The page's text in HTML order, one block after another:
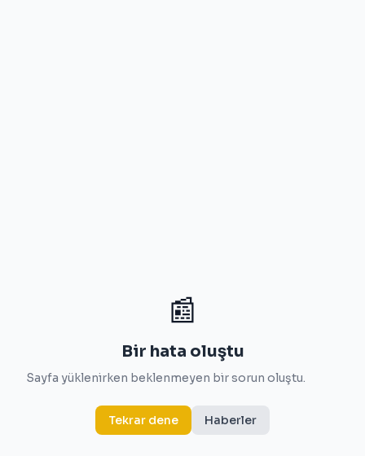
📰
Bir hata oluştu
Sayfa yüklenirken beklenmeyen bir sorun oluştu.
Tekrar dene Haberler